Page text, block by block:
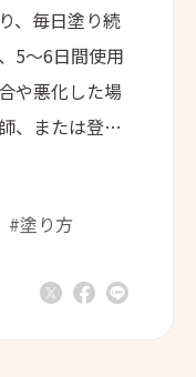
、毎日塗り続
5～6日間使用
や悪化した場
、または登録
う。
#塗り方